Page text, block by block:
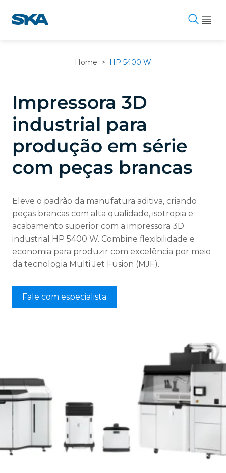
para
Home > HP 5400 W
Impressora 3D
industrial para
produção em série
com peças brancas
Eleve o padrão da manufatura aditiva, criando
peças brancas com alta qualidade, isotropia e
acabamento superior com a impressora 3D
industrial HP 5400 W. Combine flexibilidade e
economia para produzir com excelência por meio
da tecnologia Multi Jet Fusion (MJF).
Fale com especialista